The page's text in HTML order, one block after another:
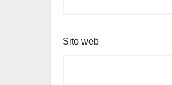
Sito web